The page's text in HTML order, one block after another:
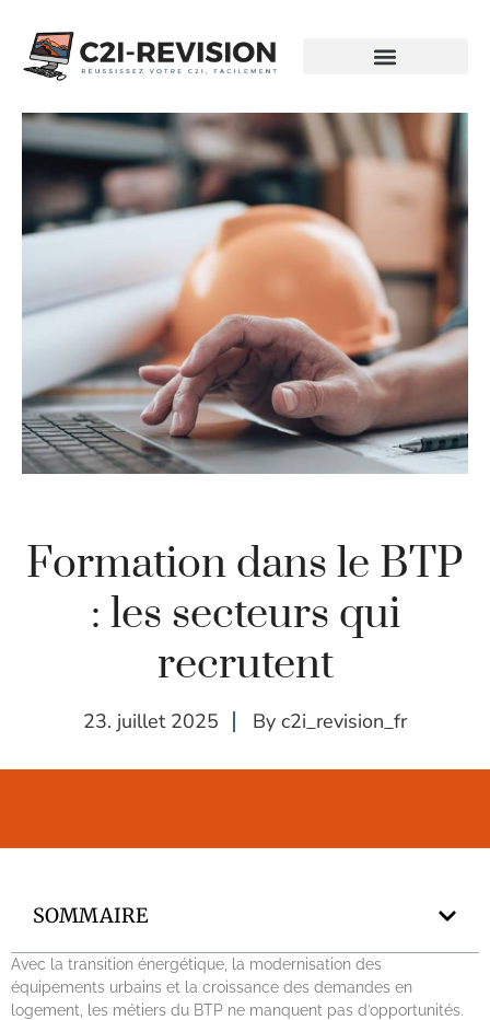
Formation dans le BTP
: les secteurs qui
recrutent
23. juillet 2025 By c2i_revision_fr
SOMMAIRE
Avec la transition énergétique, la modernisation des
équipements urbains et la croissance des demandes en
logement, les métiers du BTP ne manquent pas d’opportunités.